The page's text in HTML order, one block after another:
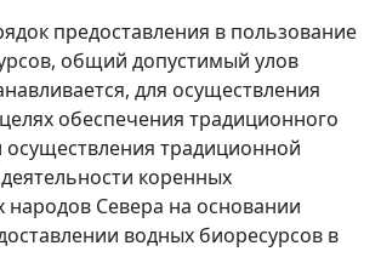
предоставления в пользование
общий допустимый улов
для осуществления
обеспечения традиционного
традиционной
коренных
Севера на основании
водных биоресурсов в